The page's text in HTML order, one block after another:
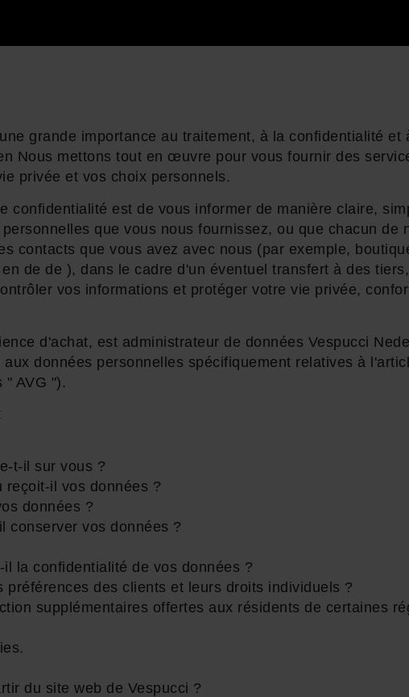
grande importance au traitement, à la confidentialité et
Nous mettons tout en œuvre pour vous fournir des
privée et vos choix personnels.
confidentialité est de vous informer de manière claire,
que vous nous fournissez, ou que chacun de
contacts que vous avez avec nous (par exemple,
de de ), dans le cadre d'un éventuel transfert à des
vos informations et protéger votre vie privée,
d'achat, est administrateur de données Vespucci
données personnelles spécifiquement relatives à
" AVG ").
t-il sur vous ?
reçoit-il vos données ?
données ?
conserver vos données ?
la confidentialité de vos données ?
préférences des clients et leurs droits individuels ?
supplémentaires offertes aux résidents de certaines
du site web de Vespucci ?